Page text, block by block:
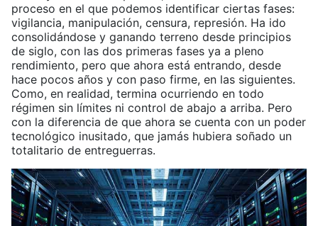
proceso en el que podemos identificar ciertas fases:
vigilancia, manipulación, censura, represión. Ha ido
consolidándose y ganando terreno desde principios
de siglo, con las dos primeras fases ya a pleno
rendimiento, pero que ahora está entrando, desde
hace pocos años y con paso firme, en las siguientes.
Como, en realidad, termina ocurriendo en todo
régimen sin límites ni control de abajo a arriba. Pero
con la diferencia de que ahora se cuenta con un poder
tecnológico inusitado, que jamás hubiera soñado un
totalitario de entreguerras.